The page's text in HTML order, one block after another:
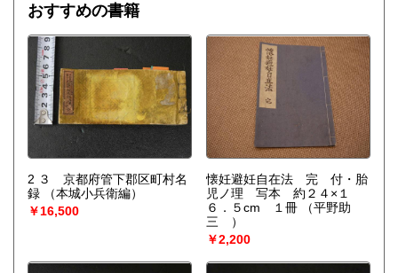
おすすめの書籍
2 ３ 京都府管下郡区町村名
録
（本城小兵衛編）
￥16,500
懐妊避妊自在法 完 付・胎
児ノ理 写本 約２４×１
６．５cm １冊
（平野助
三 ）
￥2,200